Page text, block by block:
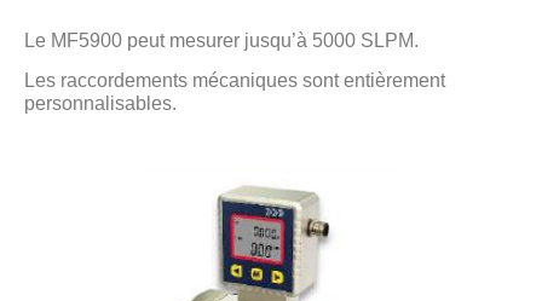
Le MF5900 peut mesurer jusqu’à 5000 SLPM.
Les raccordements mécaniques sont entièrement
personnalisables.